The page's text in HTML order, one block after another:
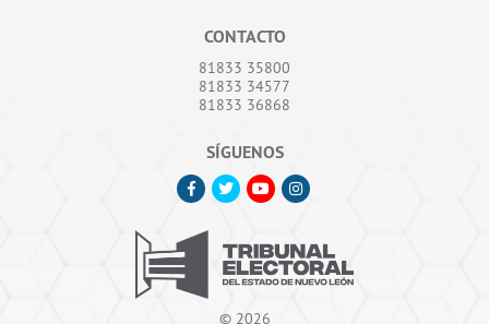
CONTACTO
81833 35800
81833 34577
81833 36868
SÍGUENOS
© 2026